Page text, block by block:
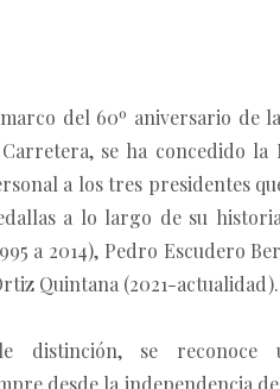
del 60º aniversario de
se ha concedido la
a los tres presidentes
a lo largo de su
a 2014), Pedro Escudero
Quintana (2021-actualidad).
distinción, se reconoce